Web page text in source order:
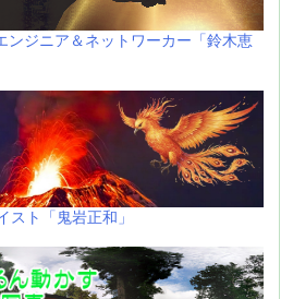
ンジニア＆ネットワーカー「鈴木恵
スト「鬼岩正和」